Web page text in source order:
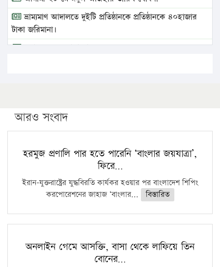
ভ্রাম্যমাণ আদালতে দুইটি প্রতিষ্ঠানকে প্রতিষ্ঠানকে ৪০হাজার
টাকা জরিমানা।
এবার লঞ্চের ভাড়া বাড়ল
পিএইচডি করছেন কুয়েটের কৃতি…
সারা দেশে বজ্রাঘাতে ১৪ জনের প্রাণহানি
কঠোর হচ্ছে এসএসসি ও এইচএসসি পরীক্ষা
ফরিদগঞ্জে আগুনে পুড়লো ৬ ব্যবসা প্রতিষ্ঠান
আরও সংবাদ
হরমুজ প্রণালি পার হতে পারেনি ‘বাংলার জয়যাত্রা’,
ফিরে…
ইরান-যুক্তরাষ্ট্রের যুদ্ধবিরতি কার্যকর হওয়ার পর বাংলাদেশ শিপিং
করপোরেশনের জাহাজ ‘বাংলার...
বিস্তারিত
অনলাইন গেমে আসক্তি, বাসা থেকে লাফিয়ে তিন
বোনের…